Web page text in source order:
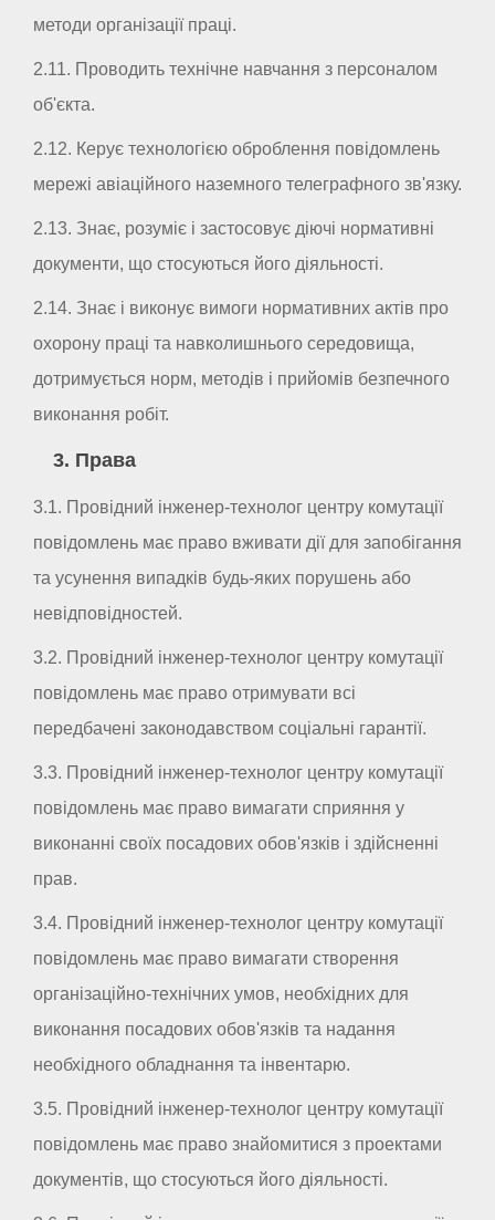
методи організації праці.
2.11. Проводить технічне навчання з персоналом
об'єкта.
2.12. Керує технологією оброблення повідомлень
мережі авіаційного наземного телеграфного зв'язку.
2.13. Знає, розуміє і застосовує діючі нормативні
документи, що стосуються його діяльності.
2.14. Знає і виконує вимоги нормативних актів про
охорону праці та навколишнього середовища,
дотримується норм, методів і прийомів безпечного
виконання робіт.
3. Права
3.1. Провідний інженер-технолог центру комутації
повідомлень має право вживати дії для запобігання
та усунення випадків будь-яких порушень або
невідповідностей.
3.2. Провідний інженер-технолог центру комутації
повідомлень має право отримувати всі
передбачені законодавством соціальні гарантії.
3.3. Провідний інженер-технолог центру комутації
повідомлень має право вимагати сприяння у
виконанні своїх посадових обов'язків і здійсненні
прав.
3.4. Провідний інженер-технолог центру комутації
повідомлень має право вимагати створення
організаційно-технічних умов, необхідних для
виконання посадових обов'язків та надання
необхідного обладнання та інвентарю.
3.5. Провідний інженер-технолог центру комутації
повідомлень має право знайомитися з проектами
документів, що стосуються його діяльності.